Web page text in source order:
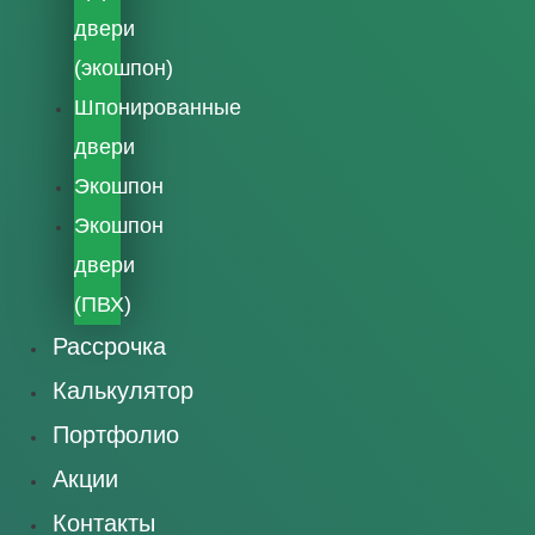
двери
(экошпон)
Шпонированные
двери
Экошпон
Экошпон
двери
(ПВХ)
Рассрочка
Калькулятор
Портфолио
Акции
Контакты